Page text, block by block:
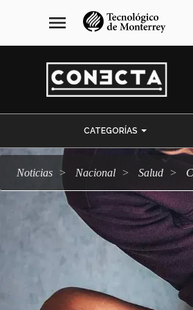
navegación
principal
menu
CATEGORÍAS
Noticias Nacional salud